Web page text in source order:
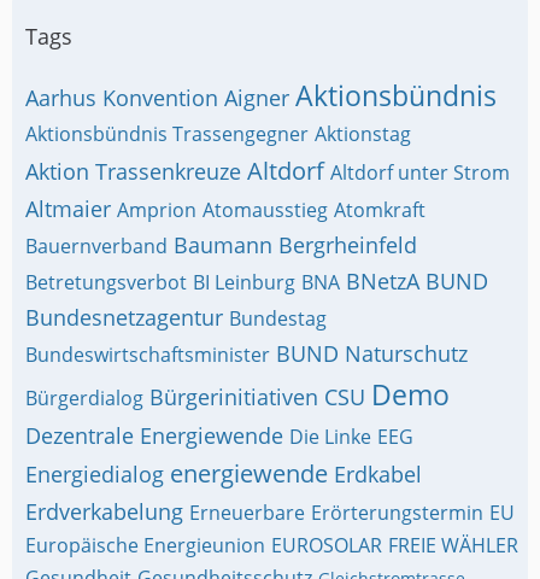
Tags
Aarhus Konvention Aigner Aktionsbündnis
Aktionsbündnis Trassengegner Aktionstag
Aktion Trassenkreuze Altdorf Altdorf unter Strom
Altmaier Amprion Atomausstieg Atomkraft
Bauernverband Baumann Bergrheinfeld
Betretungsverbot BI Leinburg BNA BNetzA BUND
Bundesnetzagentur Bundestag
Bundeswirtschaftsminister BUND Naturschutz
Bürgerdialog Bürgerinitiativen CSU Demo
Dezentrale Energiewende Die Linke EEG
Energiedialog energiewende Erdkabel
Erdverkabelung Erneuerbare Erörterungstermin EU
Europäische Energieunion EUROSOLAR FREIE WÄHLER